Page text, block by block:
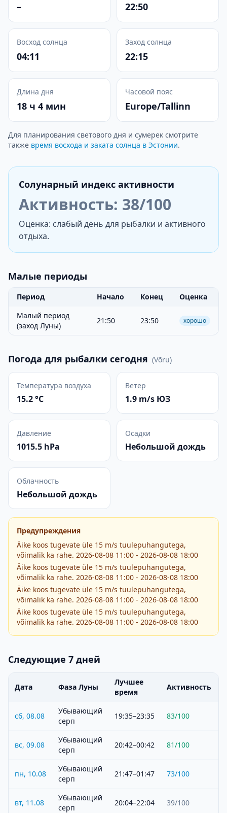
– 22:50
Восход солнца
04:11
Заход солнца
22:15
Длина дня
18 ч 4 мин
Часовой пояс
Europe/Tallinn
Для планирования светового дня и сумерек смотрите
также время восхода и заката солнца в Эстонии.
Солунарный индекс активности
Активность: 38/100
Оценка: слабый день для рыбалки и активного
отдыха.
Малые периоды
Период Начало Конец
Оценка
Малый период
(заход Луны)
21:50 23:50 хорошо
Погода для рыбалки сегодня (Võru)
Температура воздуха
15.2 °C
Ветер
1.9 m/s ЮЗ
Давление
1015.5 hPa
Осадки
Небольшой дождь
Облачность
Небольшой дождь
Предупреждения
Äike koos tugevate üle 15 m/s tuulepuhangutega,
võimalik ka rahe. 2026-08-08 11:00 - 2026-08-08 18:00
Äike koos tugevate üle 15 m/s tuulepuhangutega,
võimalik ka rahe. 2026-08-08 11:00 - 2026-08-08 18:00
Äike koos tugevate üle 15 m/s tuulepuhangutega,
võimalik ka rahe. 2026-08-08 11:00 - 2026-08-08 18:00
Äike koos tugevate üle 15 m/s tuulepuhangutega,
võimalik ka rahe. 2026-08-08 11:00 - 2026-08-08 18:00
Следующие 7 дней
Дата Фаза Луны
Лучшее
время
Активность
сб, 08.08
Убывающий
серп
19:35–23:35 83/100
вс, 09.08
Убывающий
серп
20:42–00:42 81/100
пн, 10.08
Убывающий
серп
21:47–01:47 73/100
вт, 11.08
Убывающий
серп
20:04–22:04 39/100